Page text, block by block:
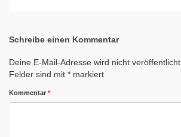
Schreibe einen Kommentar
Deine E-Mail-Adresse wird nicht veröffentlicht.
Felder sind mit * markiert
Kommentar *